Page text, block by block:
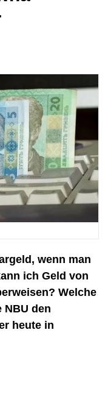
wenn man
ich Geld von
Welche
NBU den
heute in